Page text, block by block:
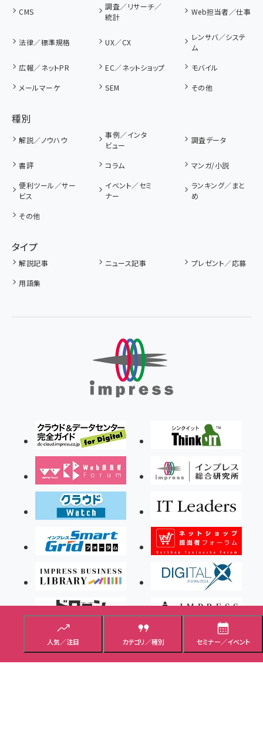
人気／注目 カテゴリ／種別 セミナー／イベント
CMS
調査／リサーチ／
統計
Web担当者／仕事
法律／標準規格 UX／CX
レンサバ／システ
ム
広報／ネットPR
EC／ネットショップ
モバイル
メールマーケ
SEM その他
種別
解説／ノウハウ
事例／インタ
ビュー
調査データ
書評 コラム
マンガ/小説
便利ツール／サー
ビス
イベント／セミ
ナー
ランキング／まと
め
その他
タイプ
解説記事 ニュース記事
プレゼント／応募
用語集